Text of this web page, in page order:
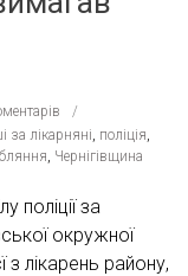
за лікарняні, поліція,
, Чернігівщина
поліції за
окружної
з лікарень району,